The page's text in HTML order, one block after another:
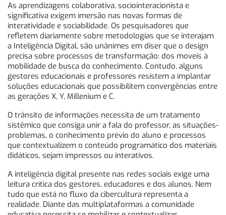
As aprendizagens colaborativa, sociointeracionista e
significativa exigem imersão nas novas formas de
interatividade e sociabilidade. Os pesquisadores que
refletem diariamente sobre metodologias que se interajam
a Inteligência Digital, são unânimes em diser que o design
precisa sobre processos de transformação: dos moveis à
mobilidade de busca do conhecimento. Contudo, alguns
gestores educacionais e professores resistem a implantar
soluções educacionais que possibilitem convergências entre
as gerações X, Y, Millenium e C.
O trânsito de informações necessita de um tratamento
sistêmico que consiga unir a fala do professor, as situações-
problemas, o conhecimento prévio do aluno e processos
que contextualizem o conteúdo programático dos materiais
didáticos, sejam impressos ou interativos.
A inteligência digital presente nas redes sociais exige uma
leitura crítica dos gestores, educadores e dos alunos. Nem
tudo que está no fluxo da cibercultura representa a
realidade. Diante das multiplataformas a comunidade